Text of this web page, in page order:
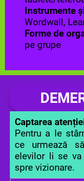
Instrumente
Wordwall,
Forme de
pe grupe
Captarea
Pentru a le
ce urmează
elevilor li se va
spre vizionare.